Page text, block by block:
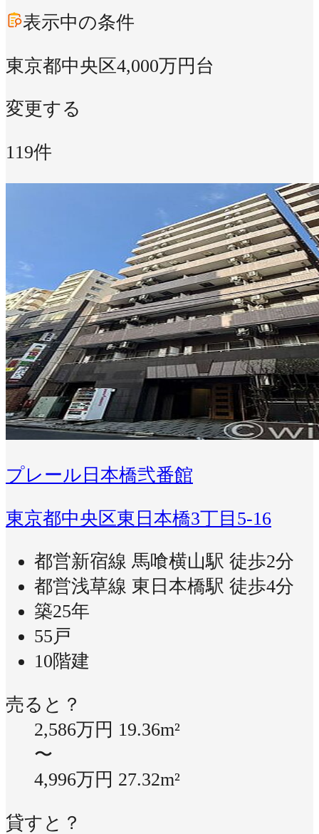
表示中の条件
東京都中央区4,000万円台
変更する
119件
プレール日本橋弐番館
東京都中央区東日本橋3丁目5-16
都営新宿線 馬喰横山駅 徒歩2分
都営浅草線 東日本橋駅 徒歩4分
築25年
55戸
10階建
売ると？
2,586万円 19.36m²
〜
4,996万円 27.32m²
貸すと？